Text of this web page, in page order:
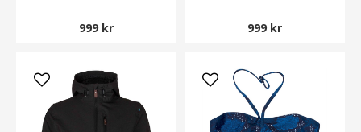
999 kr 999 kr